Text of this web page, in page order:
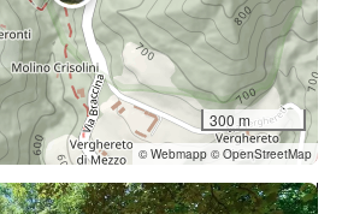
300 m
© Webmapp © OpenStreetMap